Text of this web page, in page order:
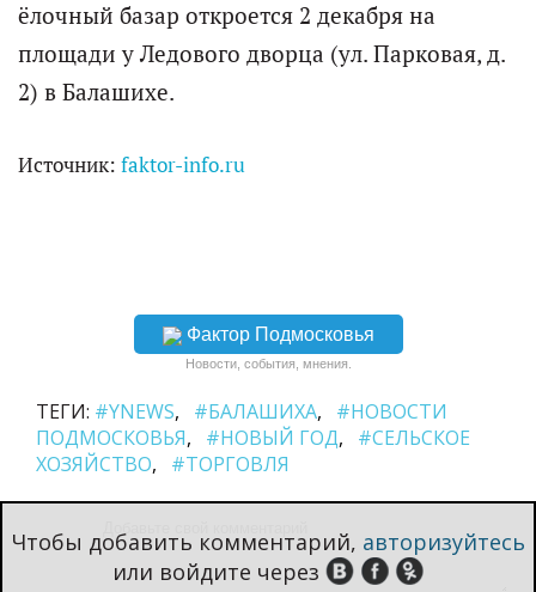
ёлочный базар откроется 2 декабря на
площади у Ледового дворца (ул. Парковая, д.
2) в Балашихе.
Источник: faktor-info.ru
Фактор Подмосковья
Новости, события, мнения.
ТЕГИ: #YNEWS #БАЛАШИХА
#НОВОСТИ
ПОДМОСКОВЬЯ
#НОВЫЙ ГОД
#СЕЛЬСКОЕ
ХОЗЯЙСТВО
#ТОРГОВЛЯ
Чтобы добавить комментарий, авторизуйтесь
или войдите через